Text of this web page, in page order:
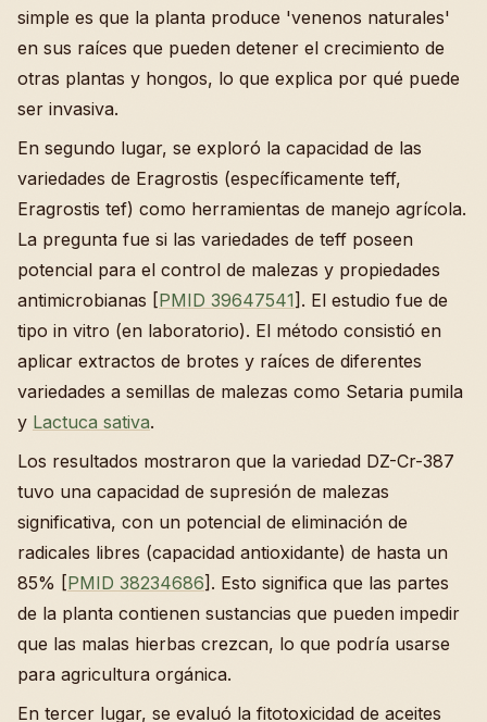
simple es que la planta produce 'venenos naturales'
en sus raíces que pueden detener el crecimiento de
otras plantas y hongos, lo que explica por qué puede
ser invasiva.
En segundo lugar, se exploró la capacidad de las
variedades de Eragrostis (específicamente teff,
Eragrostis tef) como herramientas de manejo agrícola.
La pregunta fue si las variedades de teff poseen
potencial para el control de malezas y propiedades
antimicrobianas [PMID 39647541]. El estudio fue de
tipo in vitro (en laboratorio). El método consistió en
aplicar extractos de brotes y raíces de diferentes
variedades a semillas de malezas como Setaria pumila
y Lactuca sativa.
Los resultados mostraron que la variedad DZ-Cr-387
tuvo una capacidad de supresión de malezas
significativa, con un potencial de eliminación de
radicales libres (capacidad antioxidante) de hasta un
85% [PMID 38234686]. Esto significa que las partes
de la planta contienen sustancias que pueden impedir
que las malas hierbas crezcan, lo que podría usarse
para agricultura orgánica.
En tercer lugar, se evaluó la fitotoxicidad de aceites